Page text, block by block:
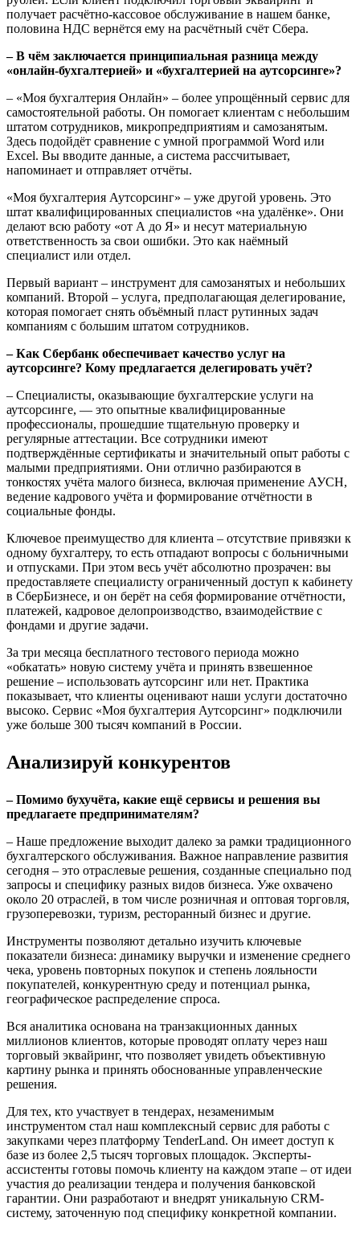
получает расчётно-кассовое обслуживание в нашем банке,
половина НДС вернётся ему на расчётный счёт Сбера.
– В чём заключается принципиальная разница между
«онлайн-бухгалтерией» и «бухгалтерией на аутсорсинге»?
– «Моя бухгалтерия Онлайн» – более упрощённый сервис для
самостоятельной работы. Он помогает клиентам с небольшим
штатом сотрудников, микропредприятиям и самозанятым.
Здесь подойдёт сравнение с умной программой Word или
Excel. Вы вводите данные, а система рассчитывает,
напоминает и отправляет отчёты.
«Моя бухгалтерия Аутсорсинг» – уже другой уровень. Это
штат квалифицированных специалистов «на удалёнке». Они
делают всю работу «от А до Я» и несут материальную
ответственность за свои ошибки. Это как наёмный
специалист или отдел.
Первый вариант – инструмент для самозанятых и небольших
компаний. Второй – услуга, предполагающая делегирование,
которая помогает снять объёмный пласт рутинных задач
компаниям с большим штатом сотрудников.
– Как Сбербанк обеспечивает качество услуг на
аутсорсинге? Кому предлагается делегировать учёт?
– Специалисты, оказывающие бухгалтерские услуги на
аутсорсинге, — это опытные квалифицированные
профессионалы, прошедшие тщательную проверку и
регулярные аттестации. Все сотрудники имеют
подтверждённые сертификаты и значительный опыт работы с
малыми предприятиями. Они отлично разбираются в
тонкостях учёта малого бизнеса, включая применение АУСН,
ведение кадрового учёта и формирование отчётности в
социальные фонды.
Ключевое преимущество для клиента – отсутствие привязки к
одному бухгалтеру, то есть отпадают вопросы с больничными
и отпусками. При этом весь учёт абсолютно прозрачен: вы
предоставляете специалисту ограниченный доступ к кабинету
в СберБизнесе, и он берёт на себя формирование отчётности,
платежей, кадровое делопроизводство, взаимодействие с
фондами и другие задачи.
За три месяца бесплатного тестового периода можно
«обкатать» новую систему учёта и принять взвешенное
решение – использовать аутсорсинг или нет. Практика
показывает, что клиенты оценивают наши услуги достаточно
высоко. Сервис «Моя бухгалтерия Аутсорсинг» подключили
уже больше 300 тысяч компаний в России.
Анализируй конкурентов
– Помимо бухучёта, какие ещё сервисы и решения вы
предлагаете предпринимателям?
– Наше предложение выходит далеко за рамки традиционного
бухгалтерского обслуживания. Важное направление развития
сегодня – это отраслевые решения, созданные специально под
запросы и специфику разных видов бизнеса. Уже охвачено
около 20 отраслей, в том числе розничная и оптовая торговля,
грузоперевозки, туризм, ресторанный бизнес и другие.
Инструменты позволяют детально изучить ключевые
показатели бизнеса: динамику выручки и изменение среднего
чека, уровень повторных покупок и степень лояльности
покупателей, конкурентную среду и потенциал рынка,
географическое распределение спроса.
Вся аналитика основана на транзакционных данных
миллионов клиентов, которые проводят оплату через наш
торговый эквайринг, что позволяет увидеть объективную
картину рынка и принять обоснованные управленческие
решения.
Для тех, кто участвует в тендерах, незаменимым
инструментом стал наш комплексный сервис для работы с
закупками через платформу TenderLand. Он имеет доступ к
базе из более 2,5 тысяч торговых площадок. Эксперты-
ассистенты готовы помочь клиенту на каждом этапе – от идеи
участия до реализации тендера и получения банковской
гарантии. Они разработают и внедрят уникальную CRM-
систему, заточенную под специфику конкретной компании.